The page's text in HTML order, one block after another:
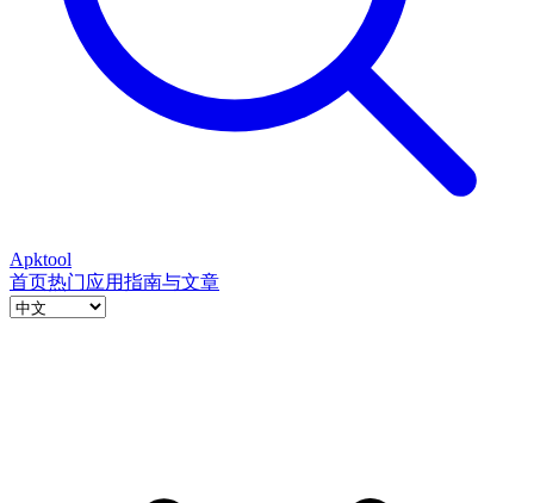
Apktool
首页热门应用指南与文章